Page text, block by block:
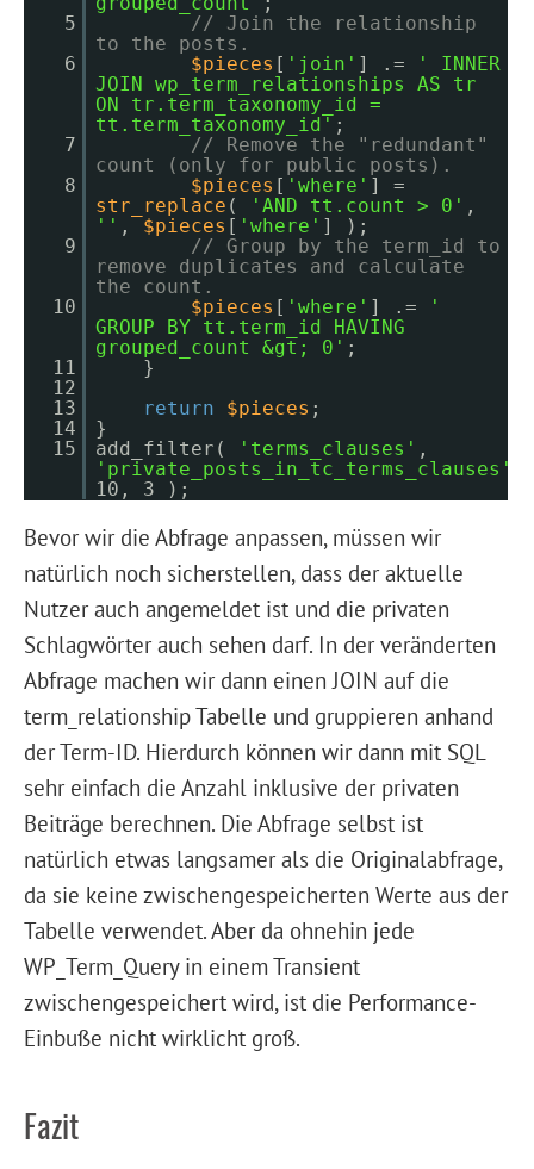
5
// Join the relationship
to the posts.
6
$pieces [ 'join' ] .=
' INNER
JOIN wp_term_relationships AS tr
ON tr.term_taxonomy_id =
tt.term_taxonomy_id' ;
7
// Remove the "redundant"
count (only for public posts).
8
$pieces [ 'where' ] =
str_replace ( 'AND tt.count > 0' ,
'' , $pieces [ 'where' ] );
9
// Group by the term_id to
remove duplicates and calculate
the count.
10
$pieces [ 'where' ] .=
'
GROUP BY tt.term_id HAVING
grouped_count &gt; 0' ;
11
}
12
13
return $pieces ;
14
}
15
add_filter( 'terms_clauses' ,
'private_posts_in_tc_terms_clauses'
10, 3 );
Bevor wir die Abfrage anpassen, müssen wir
natürlich noch sicherstellen, dass der aktuelle
Nutzer auch angemeldet ist und die privaten
Schlagwörter auch sehen darf. In der veränderten
Abfrage machen wir dann einen JOIN auf die
term_relationship Tabelle und gruppieren anhand
der Term-ID. Hierdurch können wir dann mit SQL
sehr einfach die Anzahl inklusive der privaten
Beiträge berechnen. Die Abfrage selbst ist
natürlich etwas langsamer als die Originalabfrage,
da sie keine zwischengespeicherten Werte aus der
Tabelle verwendet. Aber da ohnehin jede
WP_Term_Query in einem Transient
zwischengespeichert wird, ist die Performance-
Einbuße nicht wirklicht groß.
Fazit